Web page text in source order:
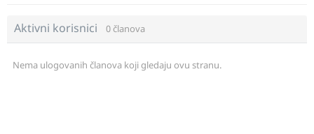
Aktivni korisnici 0 članova
Nema ulogovanih članova koji gledaju ovu stranu.